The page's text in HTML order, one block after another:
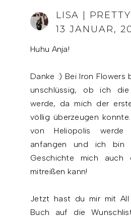
LISA |
13 JANUAR,
Huhu Anja!
Danke :) Bei Iron Flowers
unschlüssig, ob ich die
werde, da mich der
völlig überzeugen
von Heliopolis
anfangen und ich bin
Geschichte mich auch
mitreißen kann!
Jetzt hast du mir mit
Buch auf die